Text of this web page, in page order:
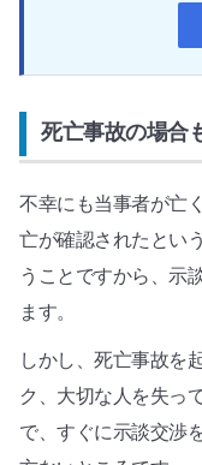
死亡事故の場合
不幸にも当事者が亡
亡が確認されたとい
うことですから、示
ます。
しかし、死亡事故を
ク、大切な人を失っ
で、すぐに示談交渉